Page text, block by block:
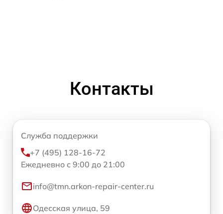
Контакты
Служба поддержки
+7 (495) 128-16-72
Ежедневно с 9:00 до 21:00
info@tmn.arkon-repair-center.ru
Одесская улица, 59